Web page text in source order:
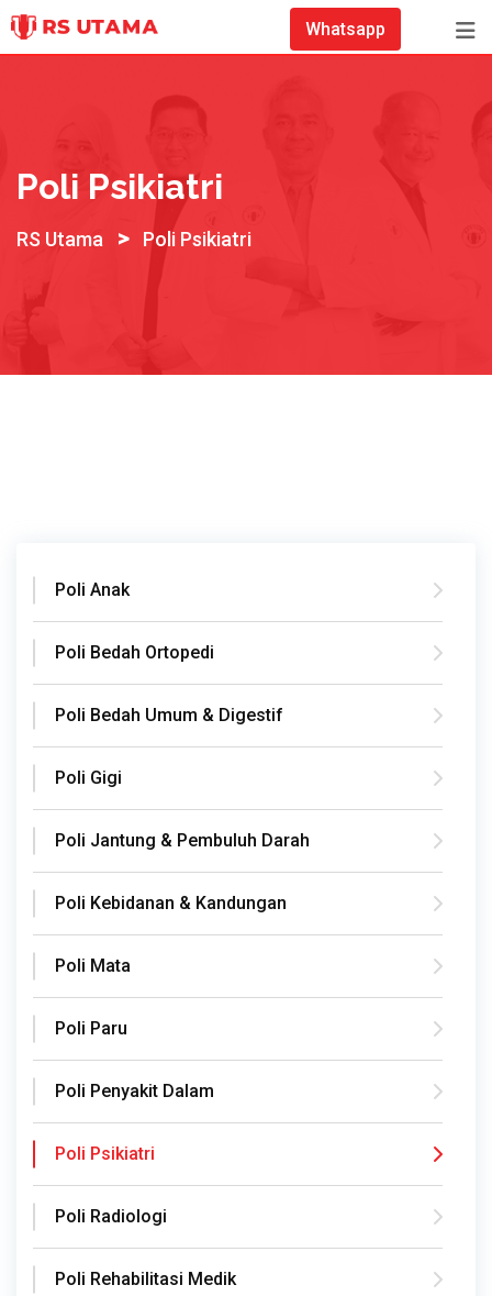
Skip
Whatsapp
Poli Psikiatri
RS Utama > Poli Psikiatri
Poli Anak
Poli Bedah Ortopedi
Poli Bedah Umum & Digestif
Poli Gigi
Poli Jantung & Pembuluh Darah
Poli Kebidanan & Kandungan
Poli Mata
Poli Paru
Poli Penyakit Dalam
Poli Psikiatri
Poli Radiologi
Poli Rehabilitasi Medik